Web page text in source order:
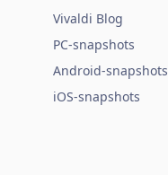
Vivaldi Blog
PC-snapshots
Android-snapshots
iOS-snapshots